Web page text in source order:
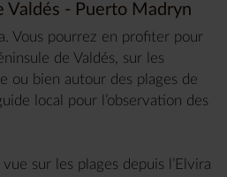
Valdés - Puerto Madryn
Vous pourrez en profiter pour
de Valdés, sur les
ou bien autour des plages de
local pour l’observation des
vue sur les plages depuis l’Elvira